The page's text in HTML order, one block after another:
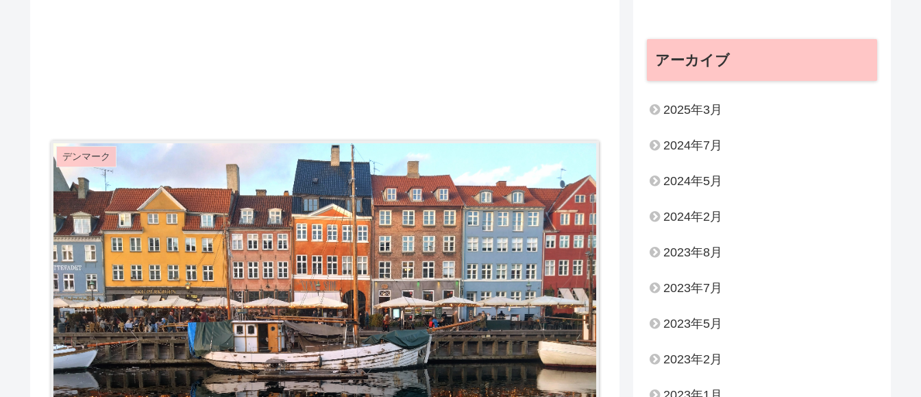
デンマーク
アーカイブ
2025年3月
2024年7月
2024年5月
2024年2月
2023年8月
2023年7月
2023年5月
2023年2月